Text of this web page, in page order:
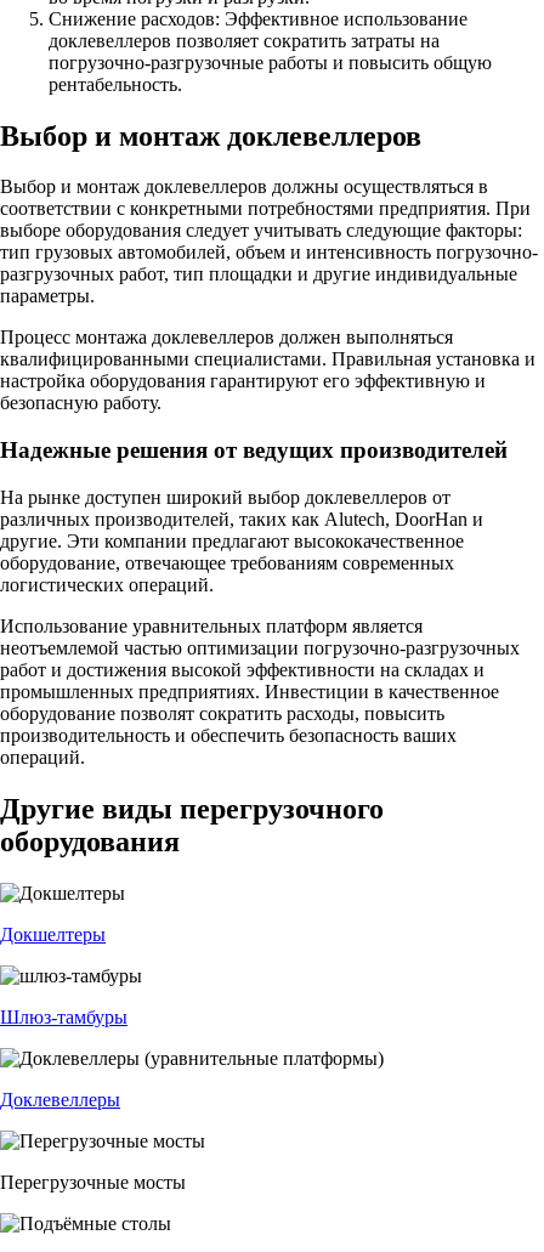
Снижение расходов: Эффективное использование
доклевеллеров позволяет сократить затраты на
погрузочно-разгрузочные работы и повысить общую
рентабельность.
Выбор и монтаж доклевеллеров
Выбор и монтаж доклевеллеров должны осуществляться в
соответствии с конкретными потребностями предприятия. При
выборе оборудования следует учитывать следующие факторы:
тип грузовых автомобилей, объем и интенсивность погрузочно-
разгрузочных работ, тип площадки и другие индивидуальные
параметры.
Процесс монтажа доклевеллеров должен выполняться
квалифицированными специалистами. Правильная установка и
настройка оборудования гарантируют его эффективную и
безопасную работу.
Надежные решения от ведущих производителей
На рынке доступен широкий выбор доклевеллеров от
различных производителей, таких как Alutech, DoorHan и
другие. Эти компании предлагают высококачественное
оборудование, отвечающее требованиям современных
логистических операций.
Использование уравнительных платформ является
неотъемлемой частью оптимизации погрузочно-разгрузочных
работ и достижения высокой эффективности на складах и
промышленных предприятиях. Инвестиции в качественное
оборудование позволят сократить расходы, повысить
производительность и обеспечить безопасность ваших
операций.
Другие виды перегрузочного
оборудования
Докшелтеры
Шлюз-тамбуры
Доклевеллеры
Перегрузочные мосты